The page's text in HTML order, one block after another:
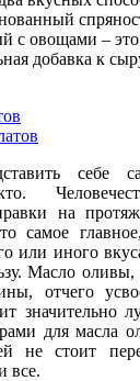
с овощами – это
добавка к
себе
на
самое
или иного
Масло оливы,
отчего
значительно
для масла
не стоит
все.